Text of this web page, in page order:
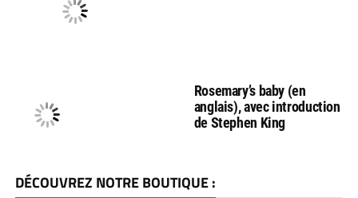
Rosemary’s baby (en
anglais), avec introduction
de Stephen King
DÉCOUVREZ NOTRE BOUTIQUE :